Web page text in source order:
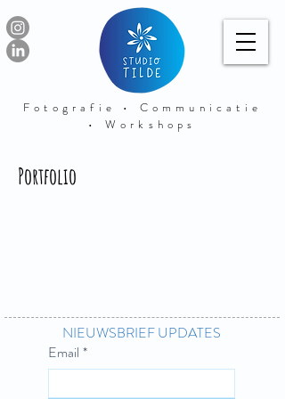
Fotografie • Communicatie
• Workshops
Portfolio
NIEUWSBRIEF UPDATES
Email *